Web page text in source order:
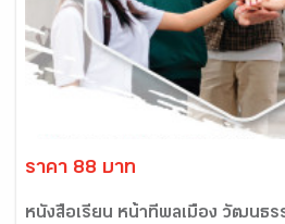
ราคา 88 บาท
หนังสือเรียน หน้าที่พลเมือง วัฒนธร